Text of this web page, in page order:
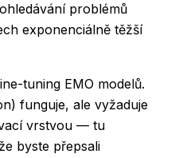
problémů
exponenciálně těžší
tuning EMO modelů.
funguje, ale vyžaduje
vrstvou — tu
byste přepsali